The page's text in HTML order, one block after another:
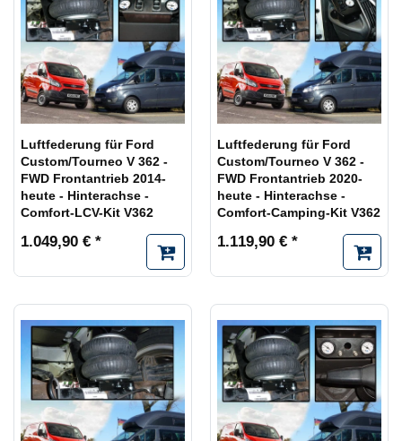
Luftfederung für Ford
Custom/Tourneo V 362 -
FWD Frontantrieb 2014-
heute - Hinterachse -
Comfort-LCV-Kit V362
1.049,90 € *
Luftfederung für Ford
Custom/Tourneo V 362 -
FWD Frontantrieb 2020-
heute - Hinterachse -
Comfort-Camping-Kit V362
1.119,90 € *